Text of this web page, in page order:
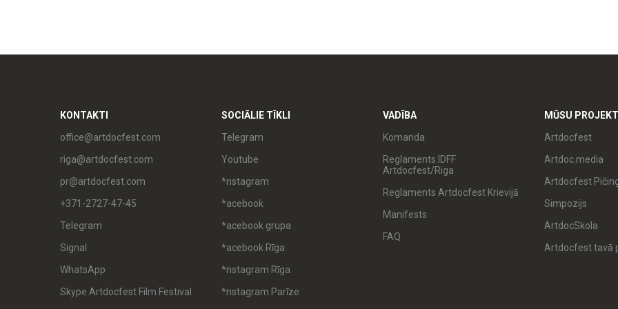
KONTAKTI
office@artdocfest.com
riga@artdocfest.com
pr@artdocfest.com
+371-2727-47-45
Telegram
Signal
WhatsApp
Skype Artdocfest Film Festival
SOCIĀLIE TĪKLI
Telegram
Youtube
*nstagram
*acebook
*acebook grupa
*acebook Rīga
*nstagram Rīga
*nstagram Parīze
VADĪBA
Komanda
Reglaments IDFF
Artdocfest/Riga
Reglaments Artdocfest Krievijā
Manifests
FAQ
MŪSU PROJEKTI
Artdocfest
Artdoc.media
Artdocfest
Simpozijs
ArtdocSkola
Artdocfest tavā